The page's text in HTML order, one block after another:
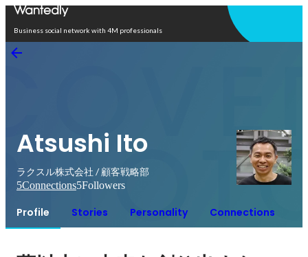
Business social network with 4M professionals
Atsushi Ito
ラクスル株式会社 / 顧客戦略部
5Connections5Followers
Profile Stories Personality Connections